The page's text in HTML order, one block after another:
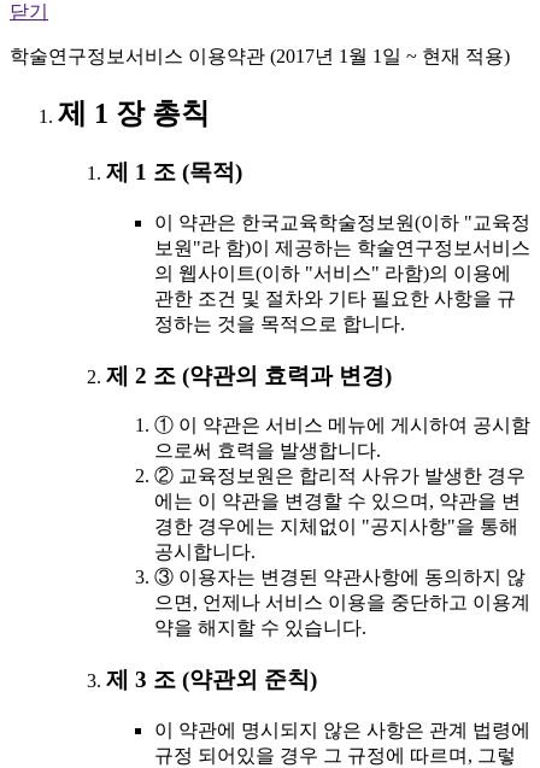
닫기
학술연구정보서비스 이용약관 (2017년 1월 1일 ~ 현재 적용)
제 1 장 총칙
제 1 조 (목적)
이 약관은 한국교육학술정보원(이하 "교육정
보원"라 함)이 제공하는 학술연구정보서비스
의 웹사이트(이하 "서비스" 라함)의 이용에
관한 조건 및 절차와 기타 필요한 사항을 규
정하는 것을 목적으로 합니다.
제 2 조 (약관의 효력과 변경)
① 이 약관은 서비스 메뉴에 게시하여 공시함
으로써 효력을 발생합니다.
② 교육정보원은 합리적 사유가 발생한 경우
에는 이 약관을 변경할 수 있으며, 약관을 변
경한 경우에는 지체없이 "공지사항"을 통해
공시합니다.
③ 이용자는 변경된 약관사항에 동의하지 않
으면, 언제나 서비스 이용을 중단하고 이용계
약을 해지할 수 있습니다.
제 3 조 (약관외 준칙)
이 약관에 명시되지 않은 사항은 관계 법령에
규정 되어있을 경우 그 규정에 따르며, 그렇